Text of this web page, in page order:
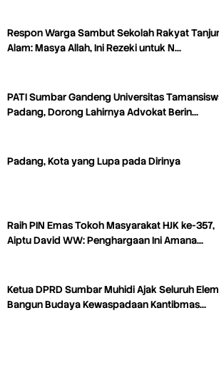
Respon Warga Sambut Sekolah Rakyat
Alam: Masya Allah, Ini Rezeki untuk N…
PATI Sumbar Gandeng Universitas
Padang, Dorong Lahirnya Advokat Berin…
Padang, Kota yang Lupa pada Dirinya
Raih PIN Emas Tokoh Masyarakat HJK ke-357,
Aiptu David WW: Penghargaan Ini Amana…
Ketua DPRD Sumbar Muhidi Ajak Seluruh
Bangun Budaya Kewaspadaan Kantibmas…